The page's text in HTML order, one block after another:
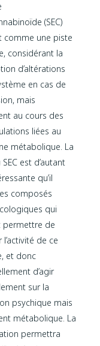
(SEC)
comme une piste
considérant la
d’altérations
en cas de
mais
au cours des
liées au
métabolique. La
est d’autant
qu’il
composés
qui
permettre de
de ce
et donc
d’agir
sur la
psychique mais
métabolique. La
permettra